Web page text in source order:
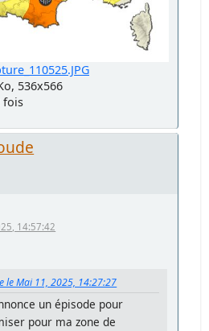
536x566
fois
14:57:42
le Mai 11, 2025, 14:27:27
un épisode pour
pour ma zone de